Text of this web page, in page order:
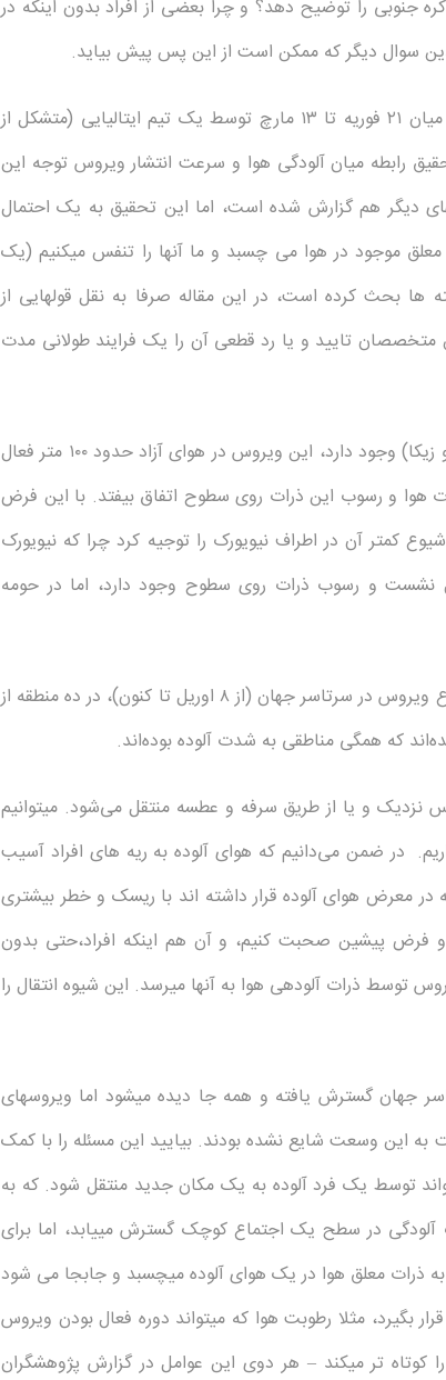
جنوبی را توضیح دهد؟ و چرا بعضی از افراد بدون اینکه در
سوال دیگر که ممکن است از این پس پیش بیاید.
پاسخ به این سوالها از پژوهشی شروع شد که در فاصله زمانی میان ۲۱ فوریه تا ۱۳ مارچ توسط یک تیم ایتالیایی (متشکل از
رابطه میان آلودگی هوا و سرعت انتشار ویروس توجه این
دیگر هم گزارش شده است، اما این تحقیق به یک احتمال
موجود در هوا می چسبد و ما آنها را تنفس می­کنیم (یک
این یافته ها بحث کرده است، در این مقاله صرفا به نقل قولهایی از
تایید و یا رد قطعی آن را یک فرایند طولانی مدت
با توجه به تجربه و دانشی که درباره ویروسهای دیگر (مثل ابولا و زیکا) وجود دارد، این ویروس در هوای آزاد حدود ۱۰۰ متر فعال
هوا و رسوب این ذرات روی سطوح اتفاق بیفتد. با این فرض
کمتر آن در اطراف نیویورک را توجیه کرد چرا که نیویورک
و رسوب ذرات روی سطوح وجود دارد، اما در حومه
تا این لحظه که من این مقاله را می نویسم، بیشترین میزان شیوع ویروس در سرتاسر جهان (از ۸ اوریل تا کنون)، در ده منطقه از
که همگی مناطقی به شدت آلوده بوده‌اند.
نزدیک و یا از طریق سرفه و عطسه منتقل می‌­شود. می­توانیم
یا «انتقال مستقیم» بگذاریم. در ضمن می‌دانیم که هوای آلوده به ریه های افراد آسیب
در صورت ابتلا به بیماری کوید -۱۹ افرادی که در معرض هوای آلوده قرار داشته اند با ریسک و خطر بیشتری
فرض پیشین صحبت کنیم، و آن هم اینکه افراد،حتی بدون
توسط ذرات آلوده­ی هوا به آنها می­رسد. این شیوه انتقال را
که ویروس کوید -۱۹ اکنون در سرتاسر جهان گسترش یافته و همه جا دیده می­شود اما ویروسهای
به این وسعت شایع نشده بودند. بیایید این مسئله را با کمک
توسط یک فرد آلوده به یک مکان جدید منتقل شود. که به
در این صورت آلودگی در سطح یک اجتماع کوچک گسترش می­یابد، اما برای
ذرات معلق هوا در یک هوای آلوده می­چسبد و جابجا می شود
بگیرد، مثلا رطوبت هوا که می­تواند دوره فعال بودن ویروس
کوتاه تر می­کند – هر دوی این عوامل در گزارش پژوهشگران